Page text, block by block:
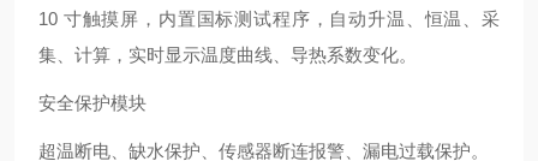
10 寸触摸屏，内置国标测试程序，自动升温、恒温、采
集、计算，实时显示温度曲线、导热系数变化。
安全保护模块
超温断电、缺水保护、传感器断连报警、漏电过载保护。